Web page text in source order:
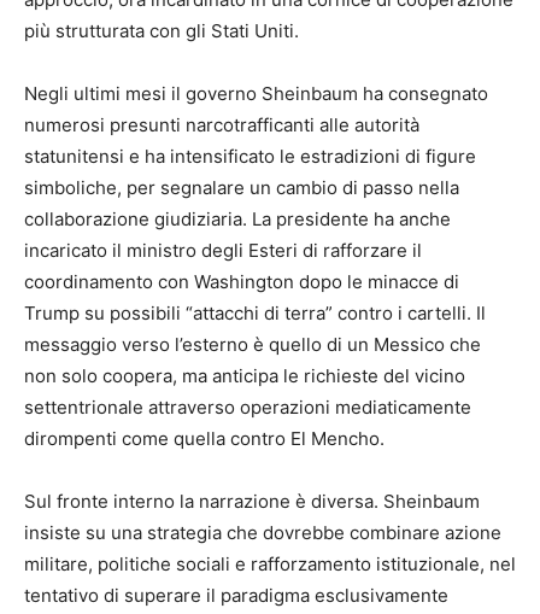
più strutturata con gli Stati Uniti.
Negli ultimi mesi il governo Sheinbaum ha consegnato
numerosi presunti narcotrafficanti alle autorità
statunitensi e ha intensificato le estradizioni di figure
simboliche, per segnalare un cambio di passo nella
collaborazione giudiziaria. La presidente ha anche
incaricato il ministro degli Esteri di rafforzare il
coordinamento con Washington dopo le minacce di
Trump su possibili “attacchi di terra” contro i cartelli. Il
messaggio verso l’esterno è quello di un Messico che
non solo coopera, ma anticipa le richieste del vicino
settentrionale attraverso operazioni mediaticamente
dirompenti come quella contro El Mencho.
Sul fronte interno la narrazione è diversa. Sheinbaum
insiste su una strategia che dovrebbe combinare azione
militare, politiche sociali e rafforzamento istituzionale, nel
tentativo di superare il paradigma esclusivamente